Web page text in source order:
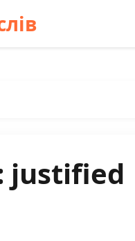
justified